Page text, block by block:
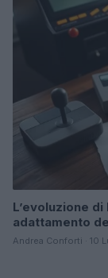
L’evoluzione
adattamento
Andrea Conforti · 10